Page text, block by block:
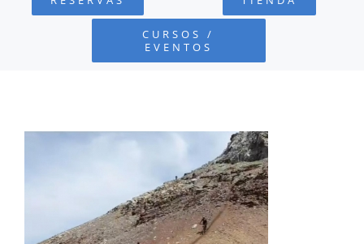
FUNDACIÓN
COLABORA
RECURSOS
CURSOS /
EVENTOS